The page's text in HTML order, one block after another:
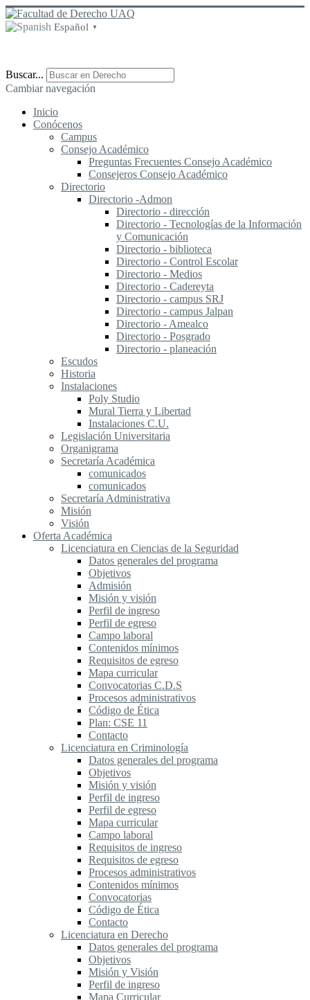
Español ▼
Buscar...
Cambiar navegación
Inicio
Conócenos
Campus
Consejo Académico
Preguntas Frecuentes Consejo Académico
Consejeros Consejo Académico
Directorio
Directorio -Admon
Directorio - dirección
Directorio - Tecnologías de la Información
y Comunicación
Directorio - biblioteca
Directorio - Control Escolar
Directorio - Medios
Directorio - Cadereyta
Directorio - campus SRJ
Directorio - campus Jalpan
Directorio - Amealco
Directorio - Posgrado
Directorio - planeación
Escudos
Historia
Instalaciones
Poly Studio
Mural Tierra y Libertad
Instalaciones C.U.
Legislación Universitaria
Organigrama
Secretaría Académica
comunicados
comunicados
Secretaría Administrativa
Misión
Visión
Oferta Académica
Licenciatura en Ciencias de la Seguridad
Datos generales del programa
Objetivos
Admisión
Misión y visión
Perfil de ingreso
Perfil de egreso
Campo laboral
Contenidos mínimos
Requisitos de egreso
Mapa curricular
Convocatorias C.D.S
Procesos administrativos
Código de Ética
Plan: CSE 11
Contacto
Licenciatura en Criminología
Datos generales del programa
Objetivos
Misión y visión
Perfil de ingreso
Perfil de egreso
Mapa curricular
Campo laboral
Requisitos de ingreso
Requisitos de egreso
Procesos administrativos
Contenidos mínimos
Convocatorias
Código de Ética
Contacto
Licenciatura en Derecho
Datos generales del programa
Objetivos
Misión y Visión
Perfil de ingreso
Mapa Curricular